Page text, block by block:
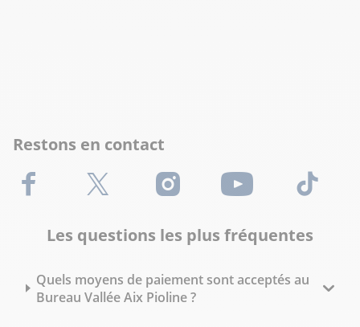
Restons en contact
Facebook X (Twitter) Instagram Youtube TikTok
Les questions les plus fréquentes
Quels moyens de paiement sont acceptés au
Bureau Vallée Aix Pioline ?